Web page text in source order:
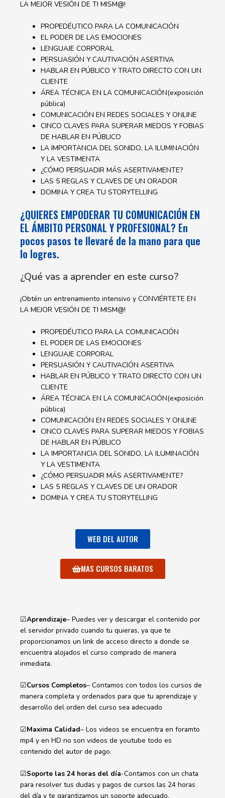
LA MEJOR VESIÓN DE TI MISM@!
PROPEDÉUTICO PARA LA COMUNICACIÓN
EL PODER DE LAS EMOCIONES
LENGUAJE CORPORAL
PERSUASIÓN Y CAUTIVACIÓN ASERTIVA
HABLAR EN PÚBLICO Y TRATO DIRECTO CON UN
CLIENTE
ÁREA TÉCNICA EN LA COMUNICACIÓN(exposición
pública)
COMUNICACIÓN EN REDES SOCIALES Y ONLINE
CINCO CLAVES PARA SUPERAR MIEDOS Y FOBIAS
DE HABLAR EN PÚBLICO
LA IMPORTANCIA DEL SONIDO, LA ILUMINACIÓN
Y LA VESTIMENTA
¿CÓMO PERSUADIR MÁS ASERTIVAMENTE?
LAS 5 REGLAS Y CLAVES DE UN ORADOR
DOMINA Y CREA TU STORYTELLING
¿QUIERES EMPODERAR TU COMUNICACIÓN EN
EL ÁMBITO PERSONAL Y PROFESIONAL? En
pocos pasos te llevaré de la mano para que
lo logres.
¿Qué vas a aprender en este curso?
¡Obtén un entrenamiento intensivo y CONVIÉRTETE EN
LA MEJOR VESIÓN DE TI MISM@!
PROPEDÉUTICO PARA LA COMUNICACIÓN
EL PODER DE LAS EMOCIONES
LENGUAJE CORPORAL
PERSUASIÓN Y CAUTIVACIÓN ASERTIVA
HABLAR EN PÚBLICO Y TRATO DIRECTO CON UN
CLIENTE
ÁREA TÉCNICA EN LA COMUNICACIÓN(exposición
pública)
COMUNICACIÓN EN REDES SOCIALES Y ONLINE
CINCO CLAVES PARA SUPERAR MIEDOS Y FOBIAS
DE HABLAR EN PÚBLICO
LA IMPORTANCIA DEL SONIDO, LA ILUMINACIÓN
Y LA VESTIMENTA
¿CÓMO PERSUADIR MÁS ASERTIVAMENTE?
LAS 5 REGLAS Y CLAVES DE UN ORADOR
DOMINA Y CREA TU STORYTELLING
WEB DEL AUTOR
MAS CURSOS BARATOS
☑Aprendizaje– Puedes ver y descargar el contenido por
el servidor privado cuando tu quieras, ya que te
proporcionamos un link de acceso directo a donde se
encuentra alojados el curso comprado de manera
inmediata.
☑Cursos Completos– Contamos con todos los cursos de
manera completa y ordenados para que tu aprendizaje y
desarrollo del orden del curso sea adecuado
☑Maxima Calidad– Los videos se encuentra en foramto
mp4 y en HD no son videos de youtube todo es
contenido del autor de pago.
☑Soporte las 24 horas del día-Contamos con un chata
para resolver tus dudas y pagos de cursos las 24 horas
del día y te garantizamos un soporte adecuado.